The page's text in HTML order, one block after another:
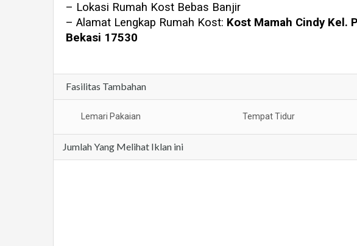
– Lokasi Rumah Kost Bebas Banjir
– Alamat Lengkap Rumah Kost: Kost Mamah Cindy Kel.
Bekasi 17530
Fasilitas Tambahan
Lemari Pakaian Tempat Tidur
Jumlah Yang Melihat Iklan ini